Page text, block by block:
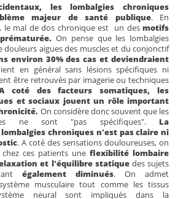
les lombalgies chroniques
majeur de santé publique. En
le mal de dos chronique est un des motifs
On pense que les lombalgies
aigues des muscles et du conjonctif
environ 30% des cas et deviendraient
en général sans lésions spécifiques ni
être retrouvés par imagerie ou techniques
coté des facteurs somatiques, les
et sociaux jouent un rôle important
On considère donc souvent que les
ne sont "pas spécifiques". La
chroniques n'est pas claire ni
. A coté des sensations douloureuses, on
ces patients une flexibilité lombaire
et l'équilibre statiquedes sujets
également diminués. On admet
musculaire tout comme les tissus
neural sont impliqués dans la